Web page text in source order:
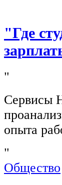
"Где
"
Сервисы
опыта
"
Общество